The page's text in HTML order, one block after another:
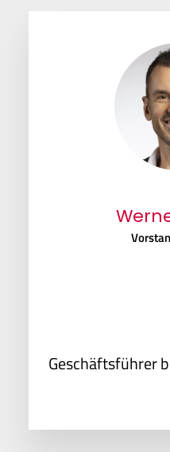
Geschäftsführer